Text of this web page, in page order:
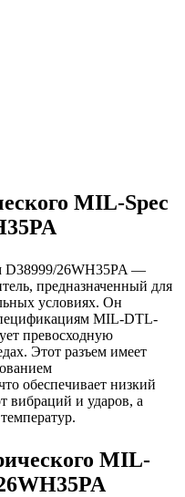
MIL-Spec
D38999/26WH35PA —
предназначенный для
условиях. Он
MIL-DTL-
превосходную
Этот разъем имеет
обеспечивает низкий
вибраций и ударов, а
MIL-